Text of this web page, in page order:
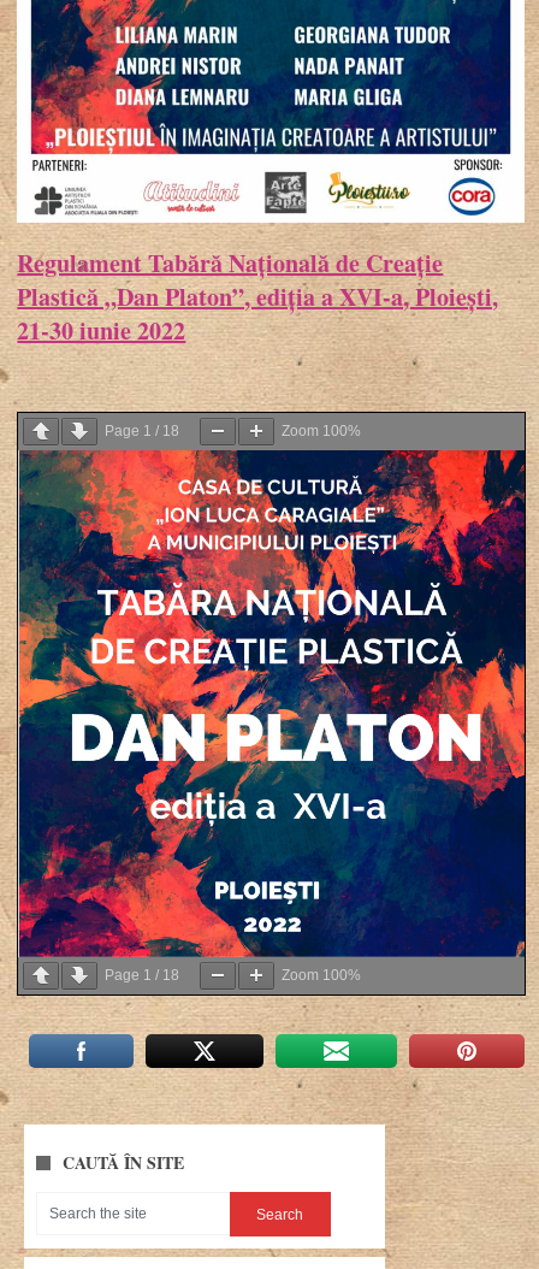
Regulament Tabără Națională de Creație
Plastică „Dan Platon”, ediția a XVI-a, Ploiești,
21-30 iunie 2022
Page 1 / 18 Zoom 100%
Page 1 / 18 Zoom 100%
CAUTĂ ÎN SITE